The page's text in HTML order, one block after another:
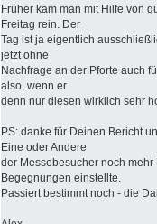
Früher kam man mit Hilfe von
Freitag rein. Der
Tag ist ja eigentlich
jetzt ohne
Nachfrage an der Pforte auch
also, wenn er
denn nur diesen wirklich sehr
PS: danke für Deinen Bericht
Eine oder Andere
der Messebesucher noch
Begegnungen einstellte.
Passiert bestimmt noch - die